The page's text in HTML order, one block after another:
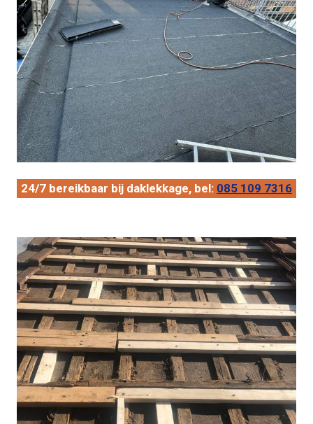
24/7 bereikbaar bij daklekkage, bel: 085 109 7316